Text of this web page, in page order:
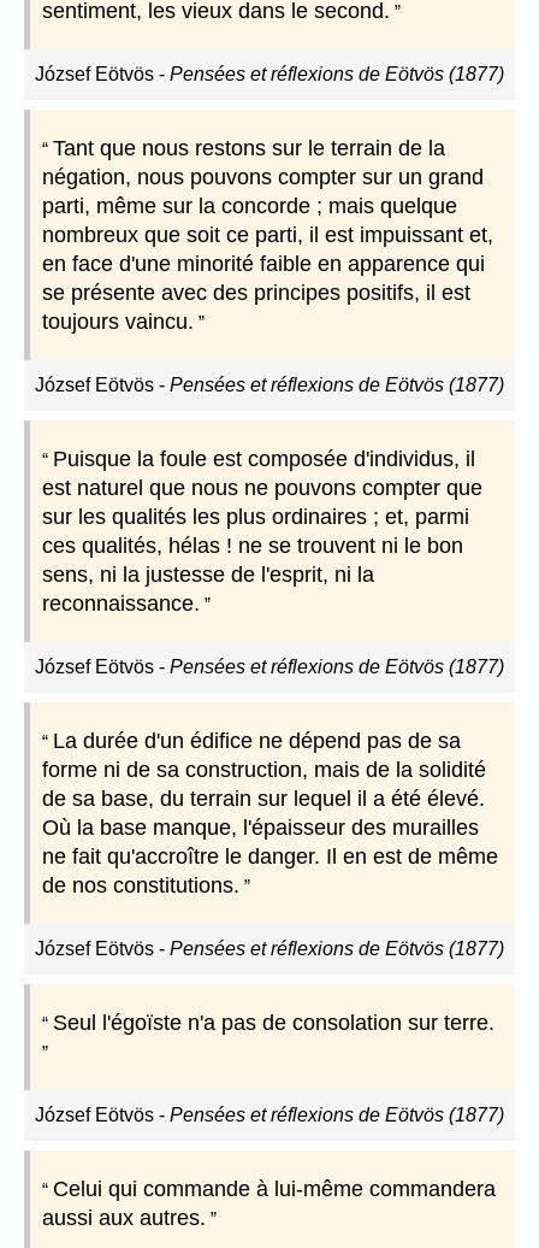
sentiment, les vieux dans le second.
József Eötvös - Pensées et réflexions de Eötvös (1877)
Tant que nous restons sur le terrain de la
négation, nous pouvons compter sur un grand
parti, même sur la concorde ; mais quelque
nombreux que soit ce parti, il est impuissant et,
en face d'une minorité faible en apparence qui
se présente avec des principes positifs, il est
toujours vaincu.
József Eötvös - Pensées et réflexions de Eötvös (1877)
Puisque la foule est composée d'individus, il
est naturel que nous ne pouvons compter que
sur les qualités les plus ordinaires ; et, parmi
ces qualités, hélas ! ne se trouvent ni le bon
sens, ni la justesse de l'esprit, ni la
reconnaissance.
József Eötvös - Pensées et réflexions de Eötvös (1877)
La durée d'un édifice ne dépend pas de sa
forme ni de sa construction, mais de la solidité
de sa base, du terrain sur lequel il a été élevé.
Où la base manque, l'épaisseur des murailles
ne fait qu'accroître le danger. Il en est de même
de nos constitutions.
József Eötvös - Pensées et réflexions de Eötvös (1877)
Seul l'égoïste n'a pas de consolation sur terre.
József Eötvös - Pensées et réflexions de Eötvös (1877)
Celui qui commande à lui-même commandera
aussi aux autres.